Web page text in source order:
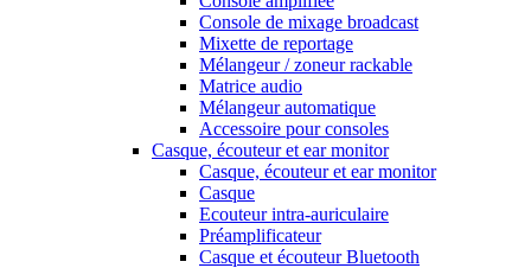
Console de mixage broadcast
Mixette de reportage
Mélangeur / zoneur rackable
Matrice audio
Mélangeur automatique
Accessoire pour consoles
Casque, écouteur et ear monitor
Casque, écouteur et ear monitor
Casque
Ecouteur intra-auriculaire
Préamplificateur
Casque et écouteur Bluetooth